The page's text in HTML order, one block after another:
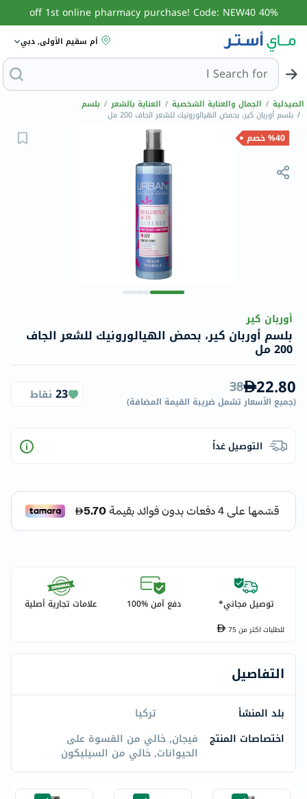
40% off 1st online pharmacy purchase! Code: NEW40
أم سقيم الأولى, دبي
Search for البحث عن مزيل
الصيدلية / الجمال والعناية الشخصية / العناية بالشعر / بلسم
/ بلسم أوربان كير، بحمض الهيالورونيك للشعر الجاف 200 مل
%40 خصم
أوربان كير
بلسم أوربان كير، بحمض الهيالورونيك للشعر الجاف
200 مل
22.80
38
(جميع الأسعار تشمل ضريبة القيمة المضافة)
23 نقاط
التوصيل غداً
توصيل مجاني* دفع آمن %100 علامات تجارية أصلية
للطلبات اكتر من75
التفاصيل
بلد المنشأ
تركيا
اختصاصات المنتج
فيجان, خالي من القسوة على
الحيوانات, خالي من السيليكون